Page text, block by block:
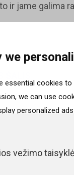
we
essential cookies
we can use
personalized
can be found on our
ir jame galima
vežimo